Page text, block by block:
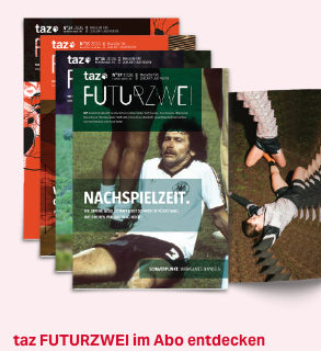
taz FUTURZWEI im Abo entdecken